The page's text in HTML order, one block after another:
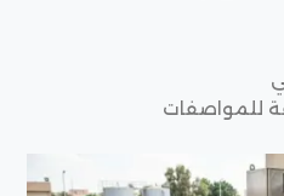
للمواصفات